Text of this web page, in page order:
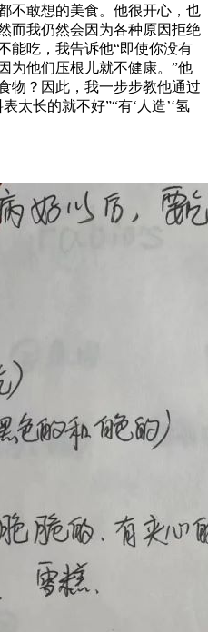
不敢想的美食。他很开心，也
而我仍然会因为各种原因拒绝
能吃，我告诉他“即使你没有
为他们压根儿就不健康。”他
物？因此，我一步步教他通过
太长的就不好”“有‘人造’‘氢